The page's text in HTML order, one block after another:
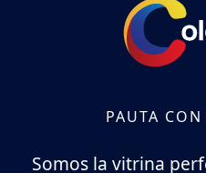
PAUTA
Somos la vitrina